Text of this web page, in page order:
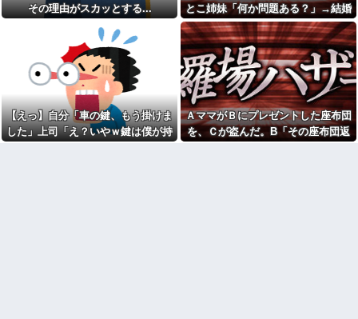
【悲報】月収1000万円の風俗
嬢の1日あたりのセッ■ス回数が
転勤族の夫につき高知で入社
した会社を一昨日の朝やめてき
た。ヘンパイとかいつの時代だ
気持ち悪い。
家に招いたクラスメイトが
「分けるよー！！」と残ったお
菓子を配り始めた。最後はコピ
ー紙1枚と折り紙1枚まで根こそ
ぎ…
妻の流産に「泣いたって生き
返らない」と苦笑いする自称ド
ライな兄。ブチギレた両親＆妹
に責められるも逆上した兄の悲
惨すぎる現在←淡々としてるん
じゃなくて単なる冷血漢
下僕にネーミングセンスが皆
無なため 我が家の歴代ご主人様
達は…【再】
【妊婦様】義実家で2人目妊娠
の報告をした。ウトメ『義兄嫁
その理由がスカッとする...
とこ姉妹「何か問題ある？」→結婚
式当日に感じた違和感が最後まで消
えなくて…
【えっ】自分「車の鍵、もう掛けま
した」上司「え？いやｗ鍵は僕が持
ＡママがＢにプレゼントした座布団
を、Ｃが盗んだ。B「その座布団返